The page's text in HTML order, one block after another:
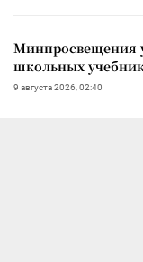
Минпросвещения
школьных
9 августа 2026, 02:40